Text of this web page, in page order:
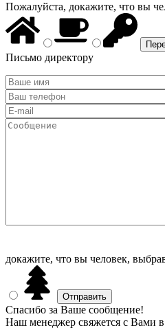
Пожалуйста, докажите, что вы
Письмо директору
докажите, что вы человек,
Спасибо за Ваше сообщение!
Наш менеджер свяжется с Вами